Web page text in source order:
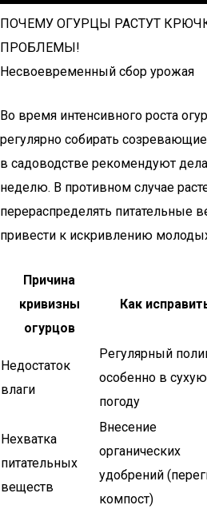
ПОЧЕМУ ОГУРЦЫ РАСТУТ
ПРОБЛЕМЫ!
Несвоевременный сбор урожая
Во время интенсивного роста
регулярно собирать
в садоводстве рекомендуют
неделю. В противном случае
перераспределять питательные
привести к искривлению
Причина
кривизны
огурцов
Как
Недостаток
влаги
Регулярный
особенно в сухую
погоду
Нехватка
питательных
веществ
Внесение
органических
удобрений
компост)